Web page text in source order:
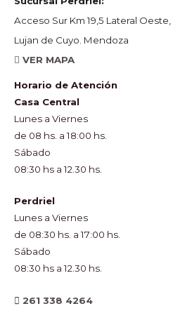
Acceso Sur Km 19,5 Lateral Oeste,
Lujan de Cuyo. Mendoza
VER MAPA
Horario de Atención
Casa Central
Lunes a Viernes
de 08 hs. a 18:00 hs.
Sábado
08:30 hs a 12.30 hs.
Perdriel
Lunes a Viernes
de 08:30 hs. a 17:00 hs.
Sábado
08:30 hs a 12.30 hs.
261 338 4264